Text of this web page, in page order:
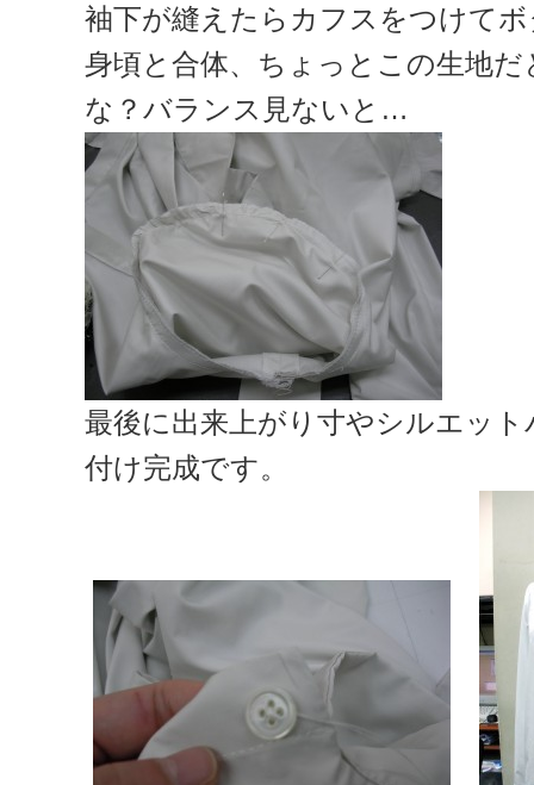
袖下が縫えたらカフスをつけて
身頃と合体、ちょっとこの生地
な？バランス見ないと…
最後に出来上がり寸やシルエッ
付け完成です。